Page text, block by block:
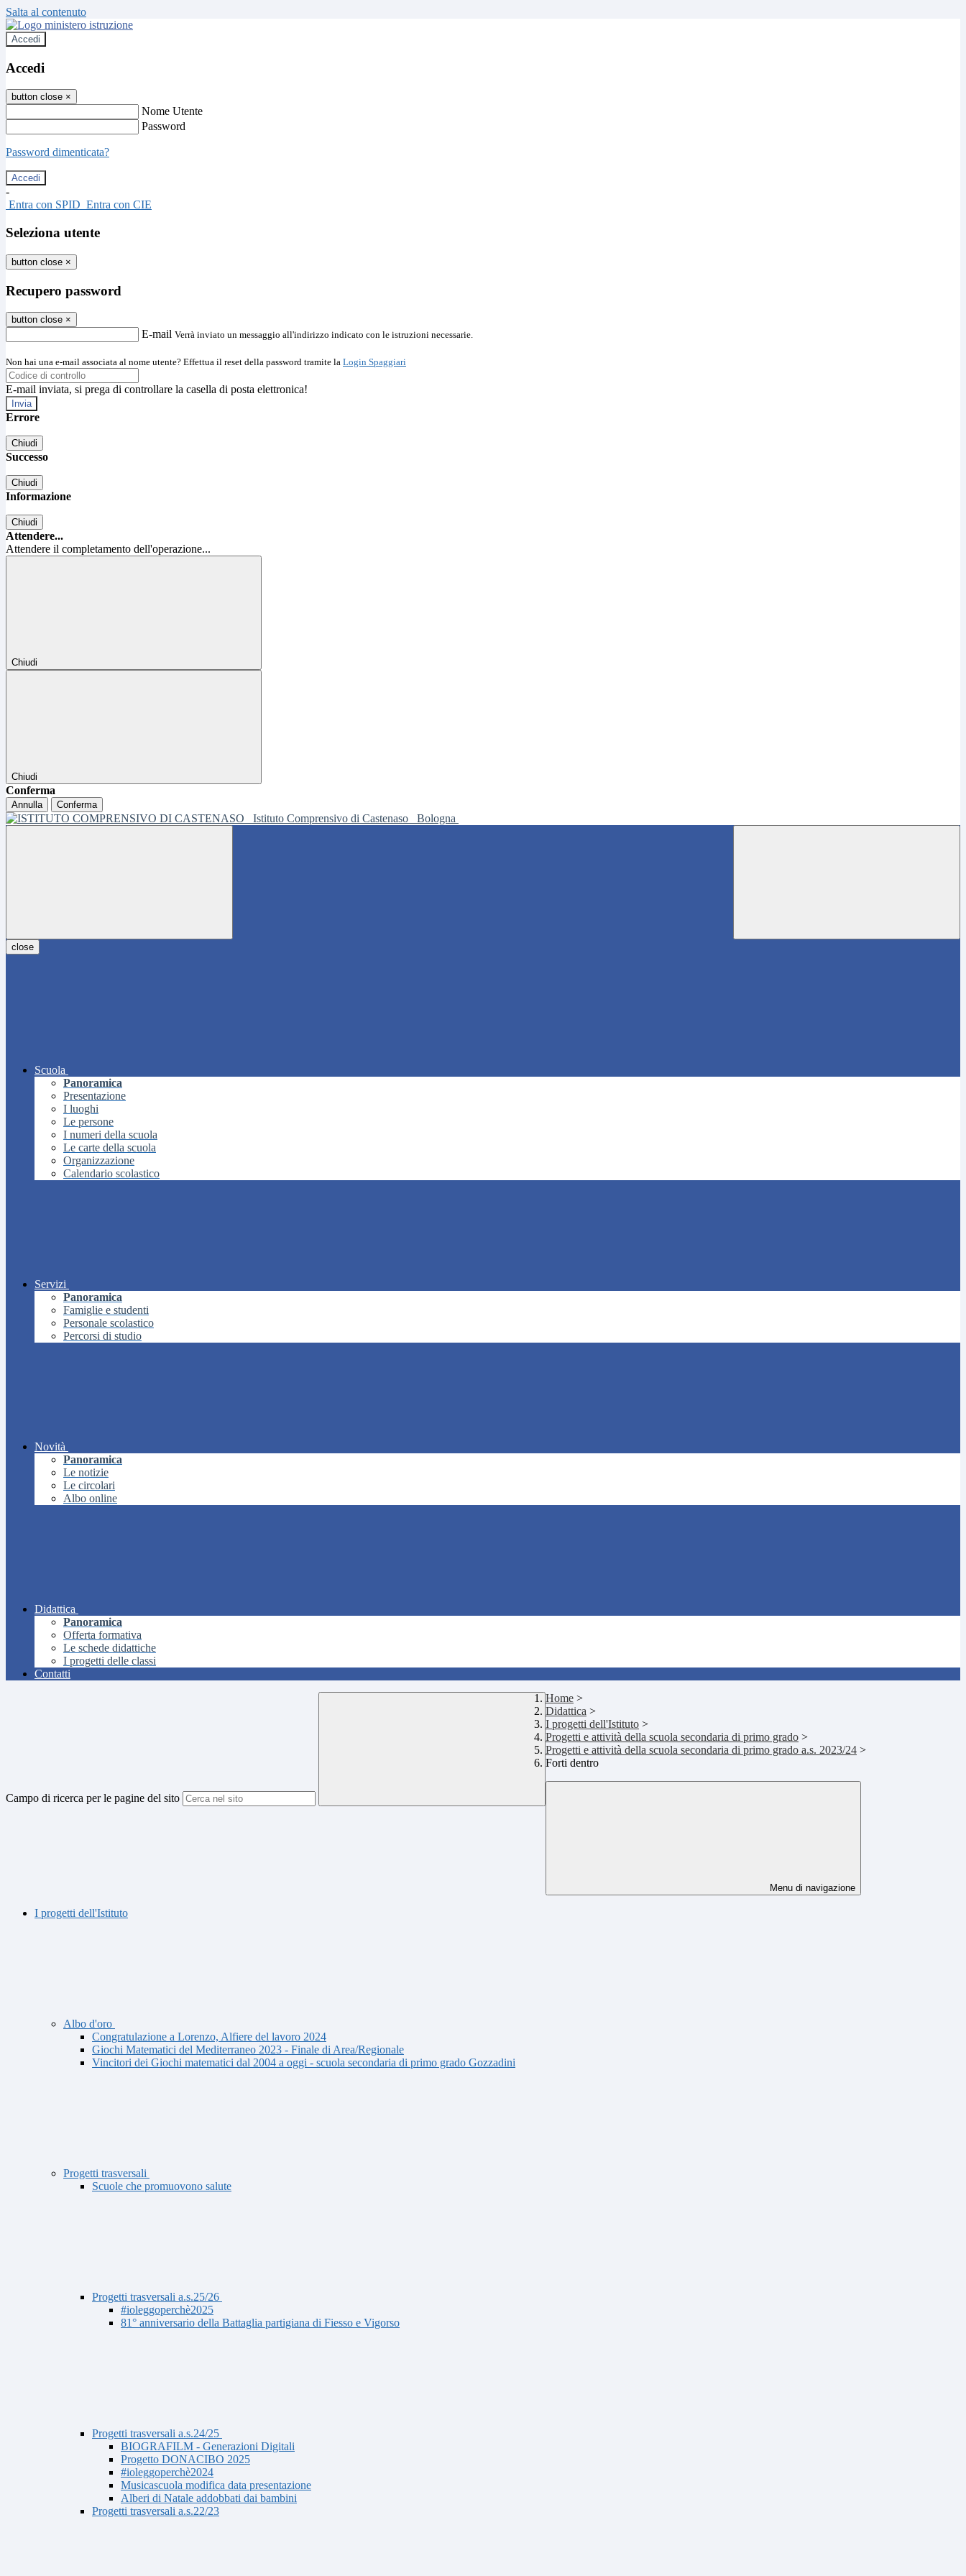
Salta al contenuto
Accedi
Accedi
button close ×
Nome Utente
Password
Password dimenticata?
-
Entra con SPID Entra con CIE
Seleziona utente
button close ×
Recupero password
button close ×
E-mail Verrà inviato un messaggio all'indirizzo indicato con le istruzioni necessarie.
Non hai una e-mail associata al nome utente? Effettua il reset della password tramite la Login Spaggiari
E-mail inviata, si prega di controllare la casella di posta elettronica!
Errore
Chiudi
Successo
Chiudi
Informazione
Chiudi
Attendere...
Attendere il completamento dell'operazione...
Chiudi
Chiudi
Conferma
Annulla Conferma
Istituto Comprensivo di Castenaso Bologna
close
Scuola
Panoramica
Presentazione
I luoghi
Le persone
I numeri della scuola
Le carte della scuola
Organizzazione
Calendario scolastico
Servizi
Panoramica
Famiglie e studenti
Personale scolastico
Percorsi di studio
Novità
Panoramica
Le notizie
Le circolari
Albo online
Didattica
Panoramica
Offerta formativa
Le schede didattiche
I progetti delle classi
Contatti
Campo di ricerca per le pagine del sito
Home >
Didattica >
I progetti dell'Istituto >
Progetti e attività della scuola secondaria di primo grado >
Progetti e attività della scuola secondaria di primo grado a.s. 2023/24 >
Forti dentro
Menu di navigazione
I progetti dell'Istituto
Albo d'oro
Congratulazione a Lorenzo, Alfiere del lavoro 2024
Giochi Matematici del Mediterraneo 2023 - Finale di Area/Regionale
Vincitori dei Giochi matematici dal 2004 a oggi - scuola secondaria di primo grado Gozzadini
Progetti trasversali
Scuole che promuovono salute
Progetti trasversali a.s.25/26
#ioleggoperchè2025
81° anniversario della Battaglia partigiana di Fiesso e Vigorso
Progetti trasversali a.s.24/25
BIOGRAFILM - Generazioni Digitali
Progetto DONACIBO 2025
#ioleggoperchè2024
Musicascuola modifica data presentazione
Alberi di Natale addobbati dai bambini
Progetti trasversali a.s.22/23